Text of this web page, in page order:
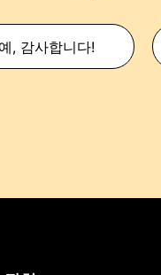
예, 감사합니다!